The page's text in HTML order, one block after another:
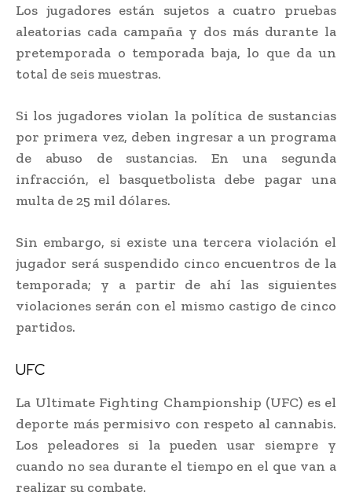
Los jugadores están sujetos a cuatro pruebas
aleatorias cada campaña y dos más durante la
pretemporada o temporada baja, lo que da un
total de seis muestras.
Si los jugadores violan la política de sustancias
por primera vez, deben ingresar a un programa
de abuso de sustancias. En una segunda
infracción, el basquetbolista debe pagar una
multa de 25 mil dólares.
Sin embargo, si existe una tercera violación el
jugador será suspendido cinco encuentros de la
temporada; y a partir de ahí las siguientes
violaciones serán con el mismo castigo de cinco
partidos.
UFC
La Ultimate Fighting Championship (UFC) es el
deporte más permisivo con respeto al cannabis.
Los peleadores si la pueden usar siempre y
cuando no sea durante el tiempo en el que van a
realizar su combate.